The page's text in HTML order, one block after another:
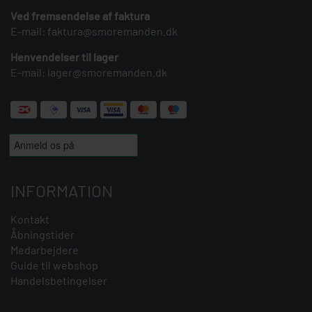
Ved fremsendelse af faktura
E-mail: faktura@smoremanden.dk
Henvendelser til lager
E-mail: lager@smoremanden.dk
INFORMATION
Kontakt
Åbningstider
Medarbejdere
Guide til webshop
Handelsbetingelser